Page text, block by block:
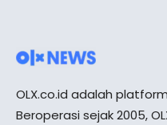
OLX.co.id adalah
Beroperasi sejak 2005,